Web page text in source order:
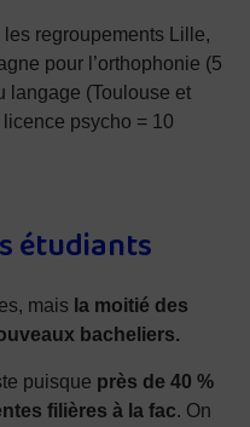
les regroupements Lille,
pour l’orthophonie (5
(Toulouse et
psycho = 10
étudiants
mais la moitié des
bacheliers.
puisque près de 40 %
filières à la fac. On